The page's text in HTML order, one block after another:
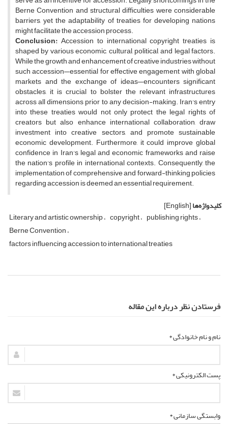
Berne Convention and structural difficulties were considerable
barriers, yet the adaptability of treaties for developing nations
might facilitate the accession process.
Conclusion: Accession to international copyright treaties is
shaped by various economic, cultural, political, and legal factors.
While the growth and enhancement of creative industries without
such accession—essential for effective engagement with global
markets and the exchange of ideas—encounters significant
obstacles, it is crucial to bolster the relevant infrastructures
across all dimensions prior to any decision-making. Iran's entry
into these treaties would not only protect the legal rights of
creators but also enhance international collaboration, draw
investment into creative sectors, and promote sustainable
economic development. Furthermore, it could improve global
confidence in Iran's legal and economic frameworks and raise
the nation's profile in international contexts. Consequently, the
implementation of comprehensive and forward-thinking policies
regarding accession is deemed an essential requirement.
کلیدواژه‌ها[English]
Literary and artistic ownership copyright publishing rights
Berne Convention
factors influencing accession to international treaties
فرستادن نظر درباره این مقاله
نام و نام خانوادگی *
پست الکترونیکی *
وابستگی سازمانی *